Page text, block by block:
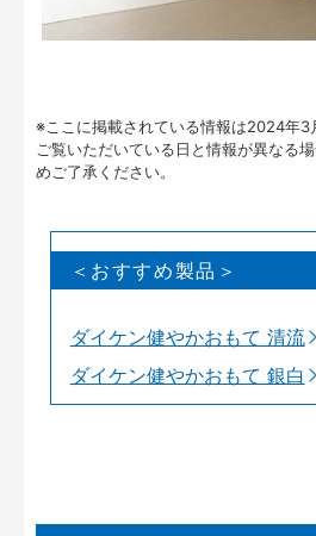
※ここに掲載されている情報は2024年3
ご覧いただいている日と情報が異なる
めご了承ください。
＜おすすめ製品＞
ダイケン健やかおもて 清流
ダイケン健やかおもて 銀白